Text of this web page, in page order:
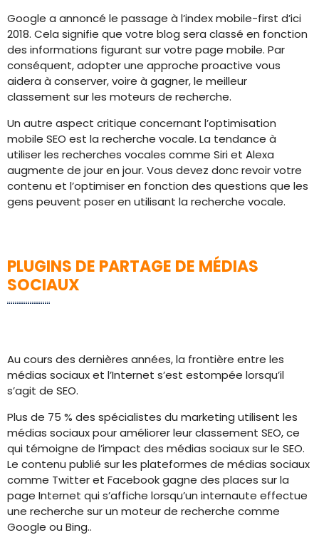
Google a annoncé le passage à l’index mobile-first d’ici
2018. Cela signifie que votre blog sera classé en fonction
des informations figurant sur votre page mobile. Par
conséquent, adopter une approche proactive vous
aidera à conserver, voire à gagner, le meilleur
classement sur les moteurs de recherche.
Un autre aspect critique concernant l’optimisation
mobile SEO est la recherche vocale. La tendance à
utiliser les recherches vocales comme Siri et Alexa
augmente de jour en jour. Vous devez donc revoir votre
contenu et l’optimiser en fonction des questions que les
gens peuvent poser en utilisant la recherche vocale.
PLUGINS DE PARTAGE DE MÉDIAS
SOCIAUX
Au cours des dernières années, la frontière entre les
médias sociaux et l’Internet s’est estompée lorsqu’il
s’agit de SEO.
Plus de 75 % des spécialistes du marketing utilisent les
médias sociaux pour améliorer leur classement SEO, ce
qui témoigne de l’impact des médias sociaux sur le SEO.
Le contenu publié sur les plateformes de médias sociaux
comme Twitter et Facebook gagne des places sur la
page Internet qui s’affiche lorsqu’un internaute effectue
une recherche sur un moteur de recherche comme
Google ou Bing..